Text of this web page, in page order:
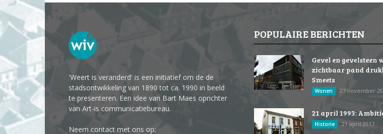
'Weert is veranderd' is een initiatief om de de
stadsontwikkeling van 1890 tot ca. 1990 in beeld
te presenteren. Een idee van Bart Maes oprichter
van Art-is communicatiebureau.
Neem contact met ons op:
POPULAIRE BERICHTEN
Gevel en gevelsteen
zichtbaar pand
Smeets
Wonen 27 november
21 april 1993:
Historie 21 april 2017